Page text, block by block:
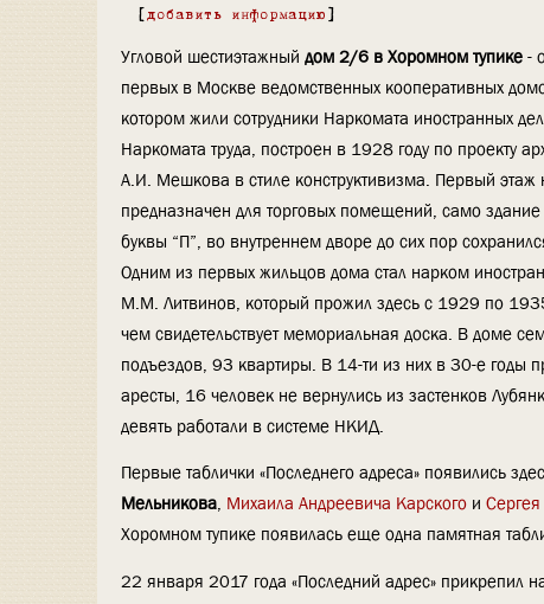
[ добавить информацию ]
Угловой шестиэтажный дом 2/6 в Хоромном тупике -
первых в Москве ведомственных кооперативных
котором жили сотрудники Наркомата иностранных
Наркомата труда, построен в 1928 году по проекту
А.И. Мешкова в стиле конструктивизма. Первый этаж
предназначен для торговых помещений, само
буквы “П”, во внутреннем дворе до сих пор
Одним из первых жильцов дома стал нарком
М.М. Литвинов, который прожил здесь с 1929 по
чем свидетельствует мемориальная доска. В доме
подъездов, 93 квартиры. В 14-ти из них в 30-е годы
аресты, 16 человек не вернулись из застенков
девять работали в системе НКИД.
Первые таблички «Последнего адреса» появились
Мельникова, Михаила Андреевича Карского и Сергея
Хоромном тупике появилась еще одна памятная
22 января 2017 года «Последний адрес» прикрепил